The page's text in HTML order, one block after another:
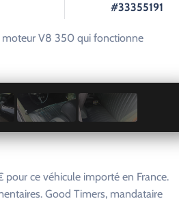
#33355191
moteur V8 350 qui fonctionne
ce véhicule importé en France.
Good Timers, mandataire